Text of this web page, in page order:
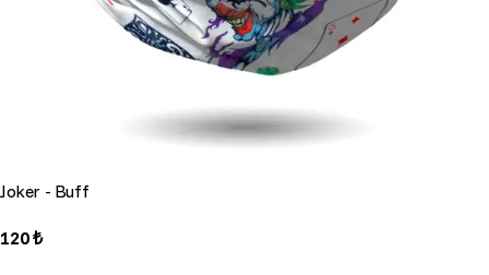
Joker - Buff
120 ₺